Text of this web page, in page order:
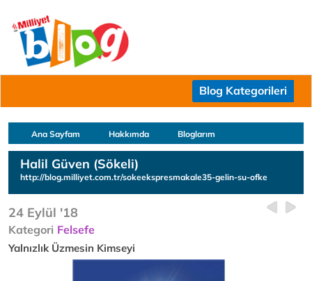
Blog Kategorileri
Ana Sayfam Hakkımda Bloglarım
Halil Güven (Sökeli)
http://blog.milliyet.com.tr/sokeekspresmakale35-gelin-su-ofke
24 Eylül '18
Kategori Felsefe
Yalnızlık Üzmesin Kimseyi